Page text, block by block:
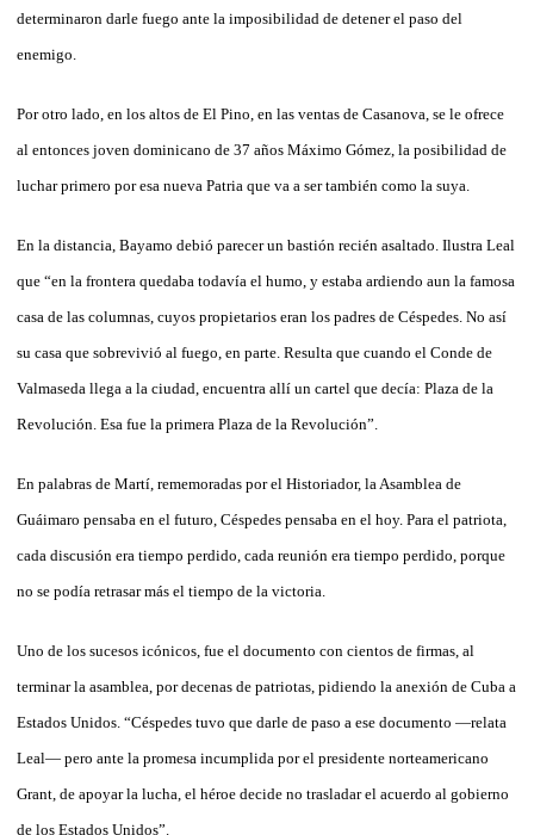
determinaron darle fuego ante la imposibilidad de detener el paso del
enemigo.
Por otro lado, en los altos de El Pino, en las ventas de Casanova, se le ofrece
al entonces joven dominicano de 37 años Máximo Gómez, la posibilidad de
luchar primero por esa nueva Patria que va a ser también como la suya.
En la distancia, Bayamo debió parecer un bastión recién asaltado. Ilustra Leal
que “en la frontera quedaba todavía el humo, y estaba ardiendo aun la famosa
casa de las columnas, cuyos propietarios eran los padres de Céspedes. No así
su casa que sobrevivió al fuego, en parte. Resulta que cuando el Conde de
Valmaseda llega a la ciudad, encuentra allí un cartel que decía: Plaza de la
Revolución. Esa fue la primera Plaza de la Revolución”.
En palabras de Martí, rememoradas por el Historiador, la Asamblea de
Guáimaro pensaba en el futuro, Céspedes pensaba en el hoy. Para el patriota,
cada discusión era tiempo perdido, cada reunión era tiempo perdido, porque
no se podía retrasar más el tiempo de la victoria.
Uno de los sucesos icónicos, fue el documento con cientos de firmas, al
terminar la asamblea, por decenas de patriotas, pidiendo la anexión de Cuba a
Estados Unidos. “Céspedes tuvo que darle de paso a ese documento —relata
Leal— pero ante la promesa incumplida por el presidente norteamericano
Grant, de apoyar la lucha, el héroe decide no trasladar el acuerdo al gobierno
de los Estados Unidos”.